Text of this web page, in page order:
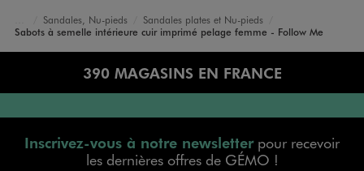
Accueil
Femme
Chaussures
Sandales, Nu-pieds
Sandales plates et Nu-pieds
Sabots à semelle intérieure cuir imprimé pelage femme - Follow Me
390 MAGASINS EN FRANCE
Inscrivez-vous à notre newsletterpour recevoir
les dernières offres de GÉMO !